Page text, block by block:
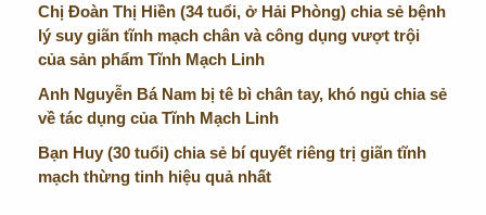
Chị Đoàn Thị Hiền (34 tuổi, ở Hải Phòng) chia sẻ bệnh
lý suy giãn tĩnh mạch chân và công dụng vượt trội
của sản phẩm Tĩnh Mạch Linh
Anh Nguyễn Bá Nam bị tê bì chân tay, khó ngủ chia sẻ
về tác dụng của Tĩnh Mạch Linh
Bạn Huy (30 tuổi) chia sẻ bí quyết riêng trị giãn tĩnh
mạch thừng tinh hiệu quả nhất